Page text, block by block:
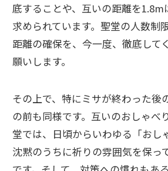
底することや、互いの距離を1.8m
求められています。聖堂の人数制
距離の確保を、今一度、徹底して
願いします。
その上で、特にミサが終わった後
の前も同様です。互いのおしゃべ
堂では、日頃からいわゆる「おし
沈黙のうちに祈りの雰囲気を保っ